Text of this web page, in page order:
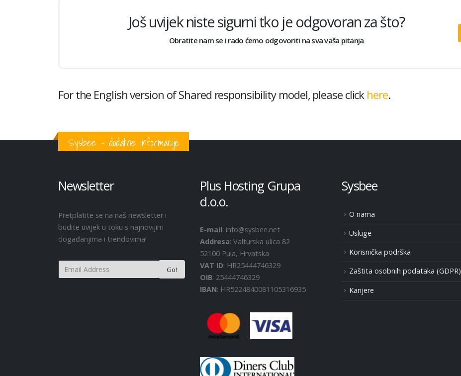
Još uvijek niste sigurni tko je odgovoran za što?
Obratite nam se i rado ćemo odgovoriti na sva vaša pitanja
For the English version of Shared responsibility model, please click here.
Sysbee - dodatne informacije
Newsletter
Pretplatite se na naš newsletter i
budite uvijek u toku s najnovijim
događanjima i trendovima!
Plus Hosting Grupa
d.o.o.
E-mail: info@sysbee.net
Addresa: Valturska ulica 82
52100 Pula, Hrvatska
VAT ID: HR25444746329
OIB: 25444746329
IBAN: HR5224840081105316935
Sysbee
O nama
Usluge
Korisnička podrška
Zaštita osobnih podataka (GDPR)
Karijere